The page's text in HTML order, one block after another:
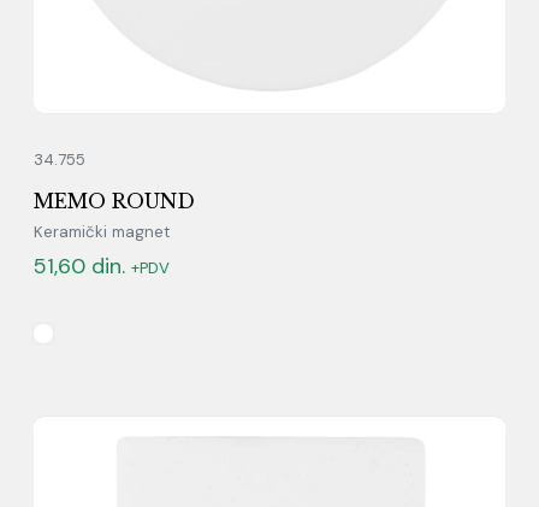
34.755
MEMO ROUND
Keramički magnet
51,60 din. +PDV